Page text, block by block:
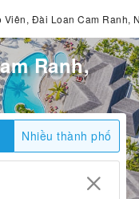
Viên, Đài Loan Cam Ranh,
Ranh,
Nhiều thành phố